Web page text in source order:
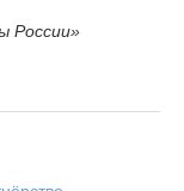
России»